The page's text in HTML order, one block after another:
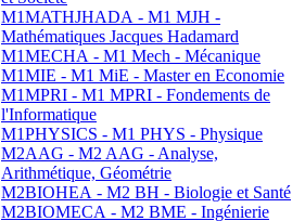
M1MATHJHADA - M1 MJH -
Mathématiques Jacques Hadamard
M1MECHA - M1 Mech - Mécanique
M1MIE - M1 MiE - Master en Economie
M1MPRI - M1 MPRI - Fondements de
l'Informatique
M1PHYSICS - M1 PHYS - Physique
M2AAG - M2 AAG - Analyse,
Arithmétique, Géométrie
M2BIOHEA - M2 BH - Biologie et Santé
M2BIOMECA - M2 BME - Ingénierie